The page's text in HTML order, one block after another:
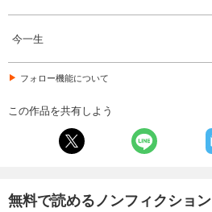
今一生
フォロー機能について
この作品を共有しよう
無料で読めるノンフィクション